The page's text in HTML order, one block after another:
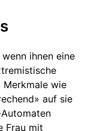
ihnen eine
Merkmale wie
auf sie
Frau mit